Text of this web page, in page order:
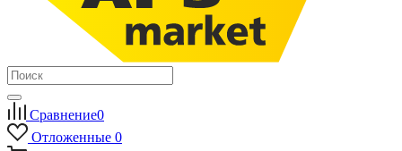
Сравнение0
Отложенные 0